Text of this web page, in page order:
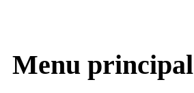
Menu principal